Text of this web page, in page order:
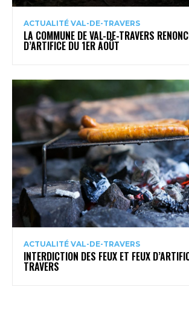
ACTUALITÉ VAL-DE-TRAVERS
LA COMMUNE DE VAL-DE-TRAVERS
D’ARTIFICE DU 1ER AOÛT
ACTUALITÉ VAL-DE-TRAVERS
INTERDICTION DES FEUX ET FEUX
TRAVERS